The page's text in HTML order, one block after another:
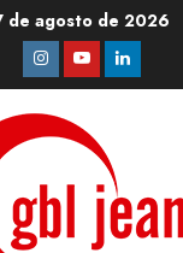
de agosto de 2026
Instagram
YoutubeLinkedin